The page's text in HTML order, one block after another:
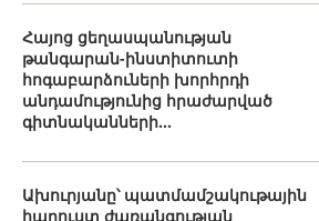
Հայոց ցեղասպանության
թանգարան-ինստիտուտի
հոգաբարձուների խորհրդի
անդամությունից հրաժարված
գիտնականների...
Ախուրյանը՝ պատմամշակութային
հարուստ ժառանգության